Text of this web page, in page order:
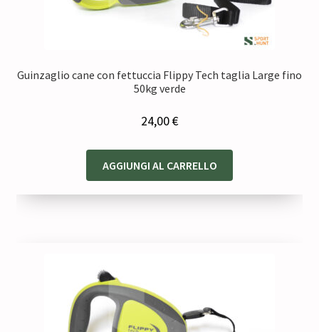
Guinzaglio cane con fettuccia Flippy Tech taglia Large fino
50kg verde
24,00€
AGGIUNGI AL CARRELLO